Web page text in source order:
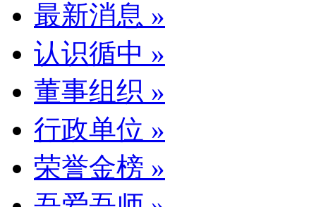
最新消息 »
认识循中 »
董事组织 »
行政单位 »
荣誉金榜 »